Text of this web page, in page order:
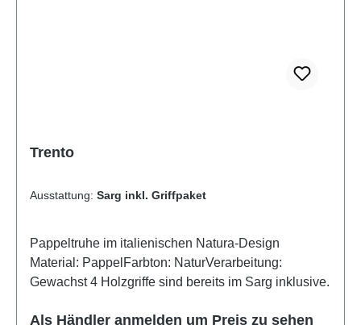
Trento
Ausstattung: Sarg inkl. Griffpaket
Pappeltruhe im italienischen Natura-Design
Material: PappelFarbton: NaturVerarbeitung:
Gewachst 4 Holzgriffe sind bereits im Sarg inklusive.
Als Händler anmelden um Preis zu sehen